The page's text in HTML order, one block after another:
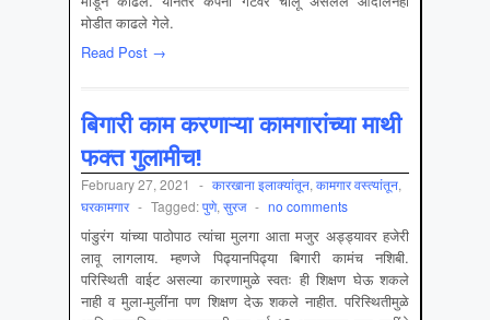
मोडीत काढले गेले.
Read Post →
बिगारी काम करणाऱ्या कामगारांच्या माथी
फक्त गुलामीच!
February 27, 2021 - कारखाना इलाक्यांतून, कामगार वस्‍त्‍यांतून,
घरकामगार - Tagged:पुणे, सुरज - no comments
पांडुरंग यांच्या पाठोपाठ त्यांचा मुलगा आता मजुर अड्ड्यावर हजेरी
लावू लागलाय. म्हणजे पिढ्यानपिढ्या बिगारी कामंच नशिबी.
परिस्थिती वाईट असल्या कारणामुळे स्वतः ही शिक्षण घेऊ शकले
नाही व मुला-मुलींना पण शिक्षण देऊ शकले नाहीत. परिस्थितीमुळे